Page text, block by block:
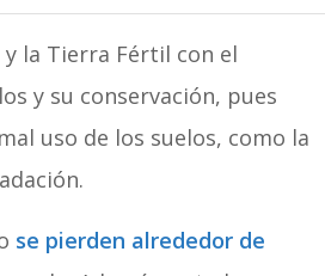
y la Tierra Fértil con el
y su conservación, pues
uso de los suelos, como la
se pierden alrededor de
E